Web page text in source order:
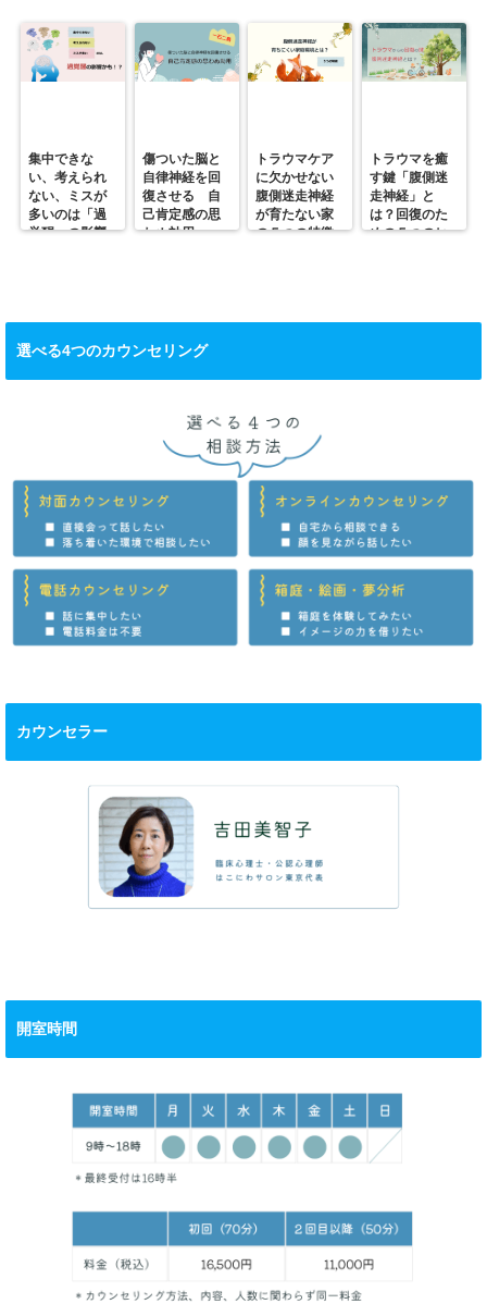
集中できな
い、考えられ
ない、ミスが
多いのは「過
覚醒」の影響
傷ついた脳と
自律神経を回
復させる 自
己肯定感の思
わぬ効用
トラウマケア
に欠かせない
腹側迷走神経
が育たない家
の５つの特徴
トラウマを癒
す鍵「腹側迷
走神経」と
は？回復のた
めの５つのヒ
選べる4つのカウンセリング
カウンセラー
開室時間